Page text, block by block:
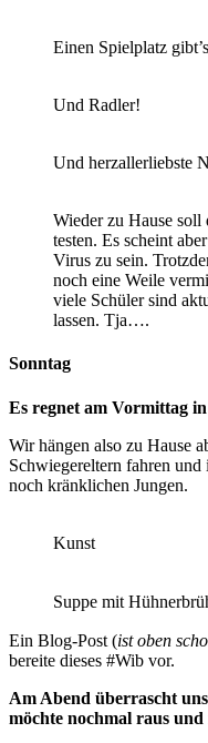
Einen Spielplatz
Und Radler!
Und herzallerliebste
Wieder zu Hause soll
testen. Es scheint
Virus zu sein.
noch eine Weile
viele Schüler sind
lassen. Tja….
Sonntag
Es regnet am Vormittag
Wir hängen also zu Hause
Schwiegereltern fahren
noch kränklichen Jungen.
Kunst
Suppe mit
Ein Blog-Post (ist oben
bereite dieses #Wib vor.
Am Abend überrascht
möchte nochmal raus und